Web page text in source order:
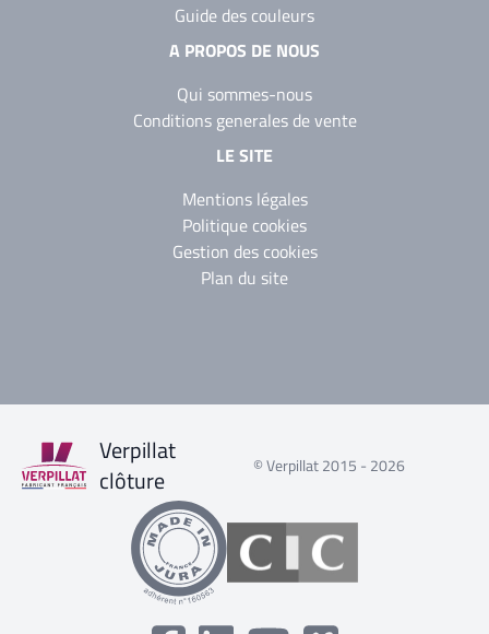
Guide des couleurs
A PROPOS DE NOUS
Qui sommes-nous
Conditions generales de vente
LE SITE
Mentions légales
Politique cookies
Gestion des cookies
Plan du site
Verpillat
clôture
© Verpillat 2015 - 2026